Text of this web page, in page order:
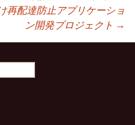
再配達防止アプリケーショ
ン開発プロジェクト →